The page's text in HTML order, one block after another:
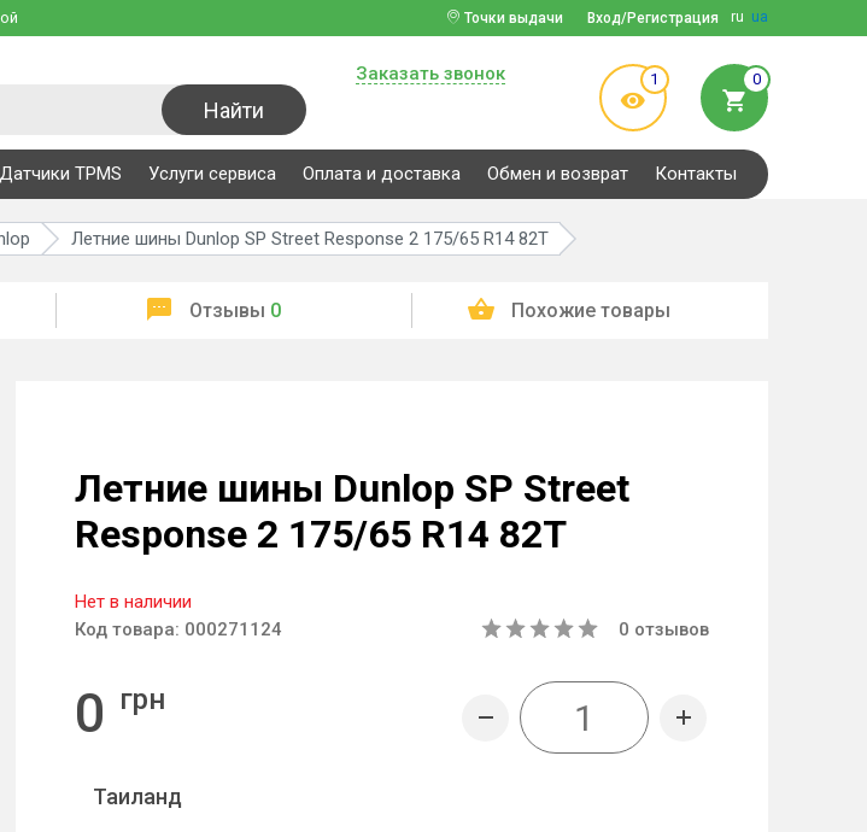
ru ua
Вход/Регистрация
Точки выдачи
Найти
Заказать звонок 1 0
Датчики TPMS Услуги сервиса Оплата и доставка Обмен и возврат Контакты
Летние шины Dunlop SP Street Response 2 175/65 R14 82T
Отзывы 0 Похожие товары
Летние шины Dunlop SP Street
Response 2 175/65 R14 82T
Нет в наличии
Код товара: 000271124 0 отзывов
0 грн
Таиланд